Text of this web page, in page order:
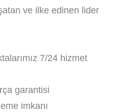
ve ilke edinen lider
7/24 hizmet
garantisi
imkanı